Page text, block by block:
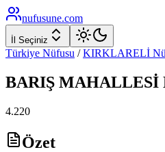
nufusune.com
İl Seçiniz
Türkiye Nüfusu / KIRKLARELİ
BARIŞ MAHALLESİ
4.220
Özet